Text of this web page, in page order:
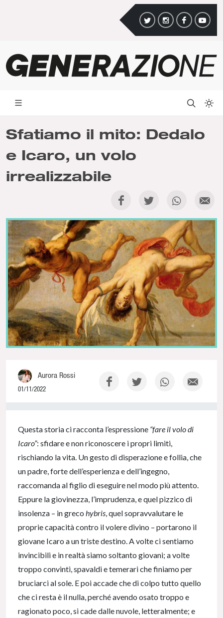
Sfatiamo il mito: Dedalo
e Icaro, un volo
irrealizzabile
Aurora Rossi
01/11/2022
Questa storia ci racconta l’espressione “fare il volo di
Icaro”: sfidare e non riconoscere i propri limiti,
rischiando la vita. Un gesto di disperazione e follia, che
un padre, forte dell’esperienza e dell’ingegno,
raccomanda al figlio di eseguire nel modo più attento.
Eppure la giovinezza, l’imprudenza, e quel pizzico di
insolenza – in greco hybris, quel sopravvalutare le
proprie capacità contro il volere divino – portarono il
giovane Icaro a un triste destino. A volte ci sentiamo
invincibili e in realtà siamo soltanto giovani; a volte
troppo convinti, spavaldi e temerari che finiamo per
bruciarci al sole. E poi accade che di colpo tutto quello
che ci resta è il nulla, perché avendo osato troppo e
ragionato poco, si cade dalle nuvole, letteralmente; e